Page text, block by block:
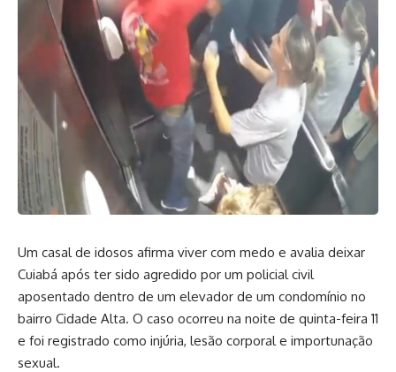
Um casal de idosos afirma viver com medo e avalia deixar
Cuiabá após ter sido agredido por um policial civil
aposentado dentro de um elevador de um condomínio no
bairro Cidade Alta. O caso ocorreu na noite de quinta-feira 11
e foi registrado como injúria, lesão corporal e importunação
sexual.